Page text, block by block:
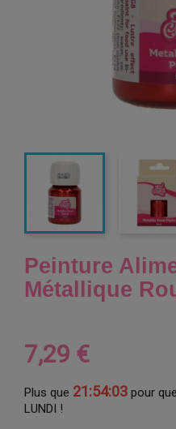
Peinture
Métallique
7,29 €
Plus que 21:54:02 pour
LUNDI !